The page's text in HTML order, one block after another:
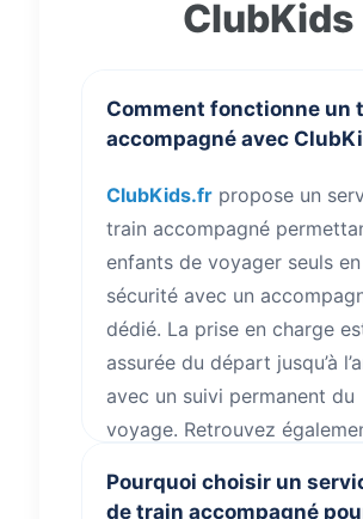
ClubKids
Comment fonctionne un
accompagné avec
ClubKids.frpropose un
train accompagné
enfants de voyager seuls
sécurité avec un
dédié. La prise en charge
assurée du départ jusqu’à
avec un suivi permanent du
voyage. Retrouvez
votre voyage.
Pourquoi choisir un
de train accompagné